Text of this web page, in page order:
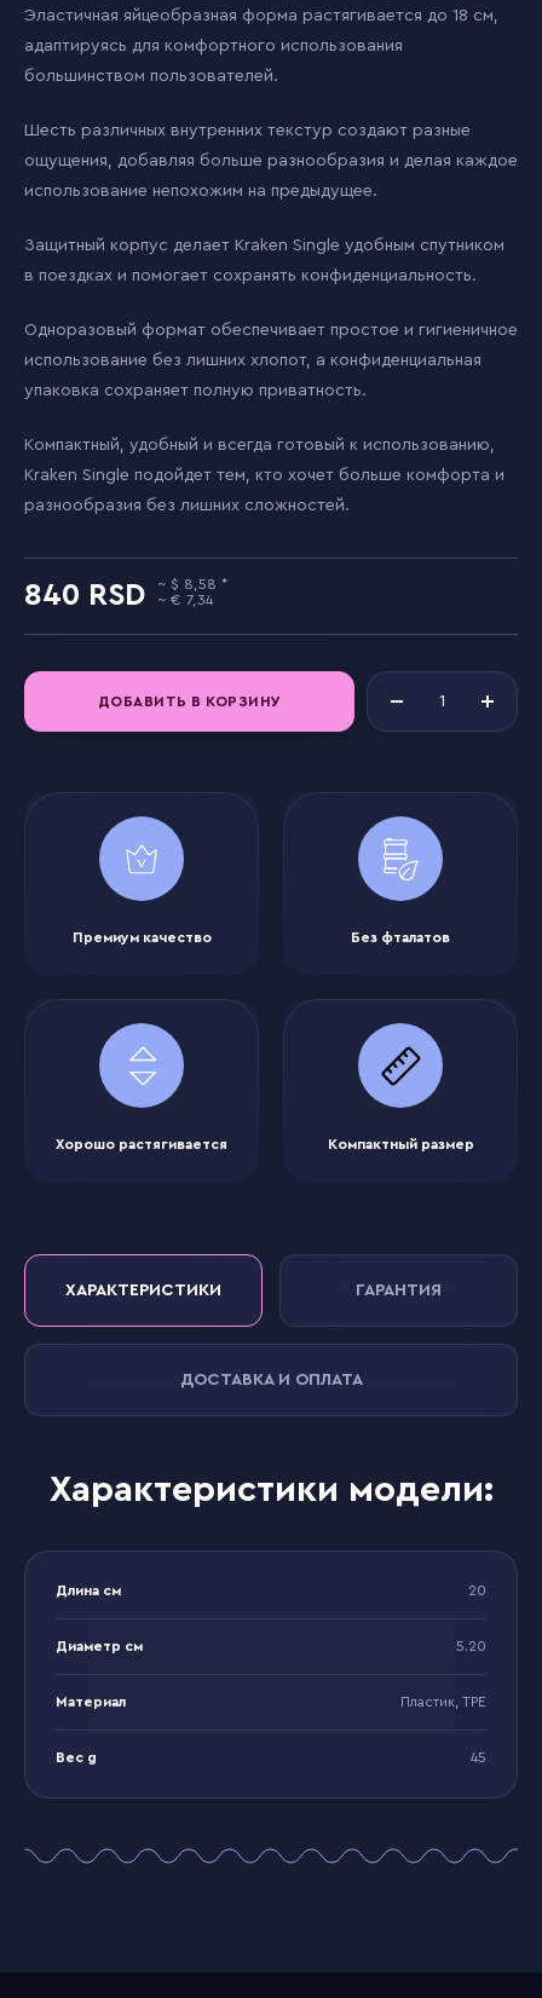
Эластичная яйцеобразная форма растягивается до 18 см,
адаптируясь для комфортного использования
большинством пользователей.
Шесть различных внутренних текстур создают разные
ощущения, добавляя больше разнообразия и делая каждое
использование непохожим на предыдущее.
Защитный корпус делает Kraken Single удобным спутником
в поездках и помогает сохранять конфиденциальность.
Одноразовый формат обеспечивает простое и гигиеничное
использование без лишних хлопот, а конфиденциальная
упаковка сохраняет полную приватность.
Компактный, удобный и всегда готовый к использованию,
Kraken Single подойдет тем, кто хочет больше комфорта и
разнообразия без лишних сложностей.
840
8,58
7,34
ДОБАВИТЬ В КОРЗИНУ
Премиум качество Без фталатов
Хорошо растягивается Компактный размер
ХАРАКТЕРИСТИКИ ГАРАНТИЯ
ДОСТАВКА И ОПЛАТА
Характеристики модели:
Длина см 20
Диаметр см 5.20
Материал Пластик, TPE
Вес g 45